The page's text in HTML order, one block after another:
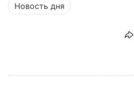
Новость дня